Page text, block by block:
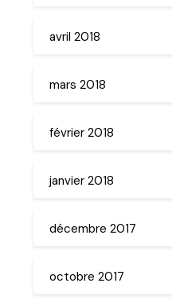
avril 2018
mars 2018
février 2018
janvier 2018
décembre 2017
octobre 2017